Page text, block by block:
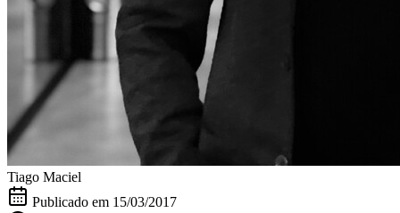
Tiago Maciel
Publicado em 15/03/2017